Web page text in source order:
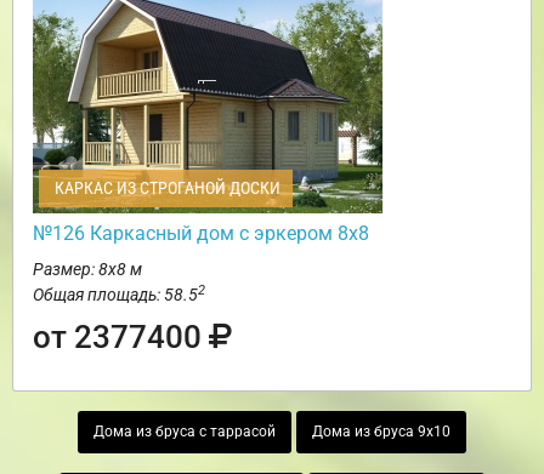
КАРКАС ИЗ СТРОГАНОЙ ДОСКИ
№126 Каркасный дом с эркером 8х8
Размер: 8х8 м
Общая площадь: 58.52
от 2377400
Дома из бруса с таррасой Дома из бруса 9х10